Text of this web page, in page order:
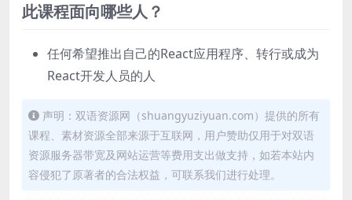
此课程面向哪些人？
任何希望推出自己的React应用程序、转行或成为
React开发人员的人
声明：双语资源网（shuangyuziyuan.com）提供的所有
课程、素材资源全部来源于互联网，用户赞助仅用于对双语
资源服务器带宽及网站运营等费用支出做支持，如若本站内
容侵犯了原著者的合法权益，可联系我们进行处理。